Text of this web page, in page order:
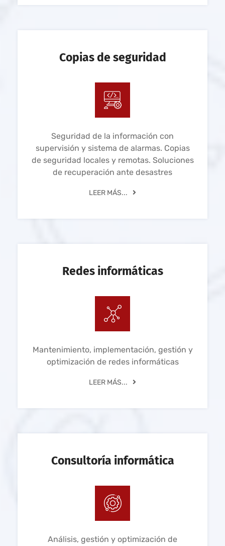
Copias de seguridad
Seguridad de la información con
supervisión y sistema de alarmas. Copias
de seguridad locales y remotas. Soluciones
de recuperación ante desastres
LEER MÁS...
Redes informáticas
Mantenimiento, implementación, gestión y
optimización de redes informáticas
LEER MÁS...
Consultoría informática
Análisis, gestión y optimización de